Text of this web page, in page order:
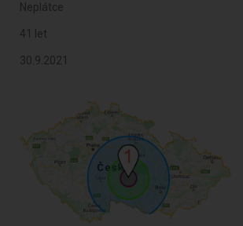
Neplátce
41 let
30.9.2021